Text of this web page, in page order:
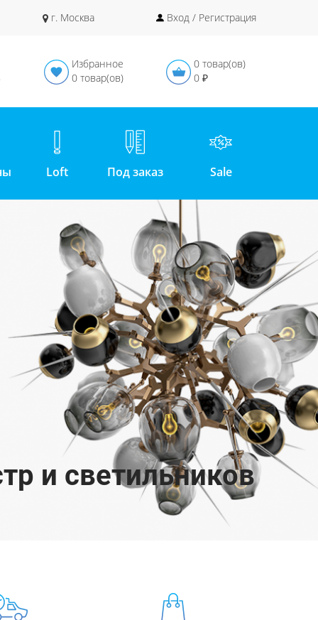
г. Москва Вход / Регистрация
Избранное
0 товар(ов)
0 товар(ов)
0 ₽
Loft Под заказ Sale
и светильников